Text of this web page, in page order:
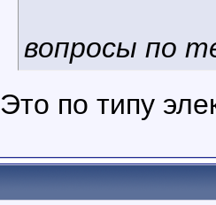
вопросы по
Это по типу